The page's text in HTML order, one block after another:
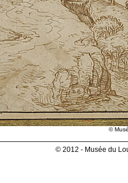
©
© 2012 - Musée du